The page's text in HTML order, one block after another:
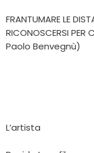
FRANTUMARE LE
RICONOSCERSI
Paolo Benvegnù)
L’artista